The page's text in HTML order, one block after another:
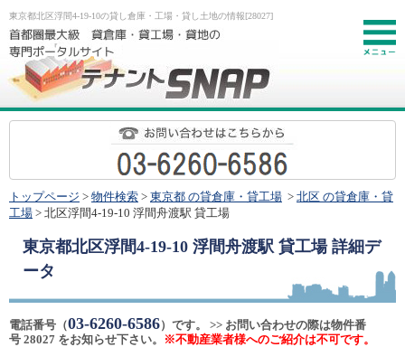
東京都北区浮間4-19-10の貸し倉庫・工場・貸し土地の情報[28027]
トップページ > 物件検索 > 東京都 の貸倉庫・貸工場 > 北区 の貸倉庫・貸
工場 > 北区浮間4-19-10 浮間舟渡駅 貸工場
東京都北区浮間4-19-10 浮間舟渡駅 貸工場詳細デ
ータ
電話番号（03-6260-6586）です。 >> お問い合わせの際は物件番
号 28027 をお知らせ下さい。
※不動産業者様へのご紹介は不可です。